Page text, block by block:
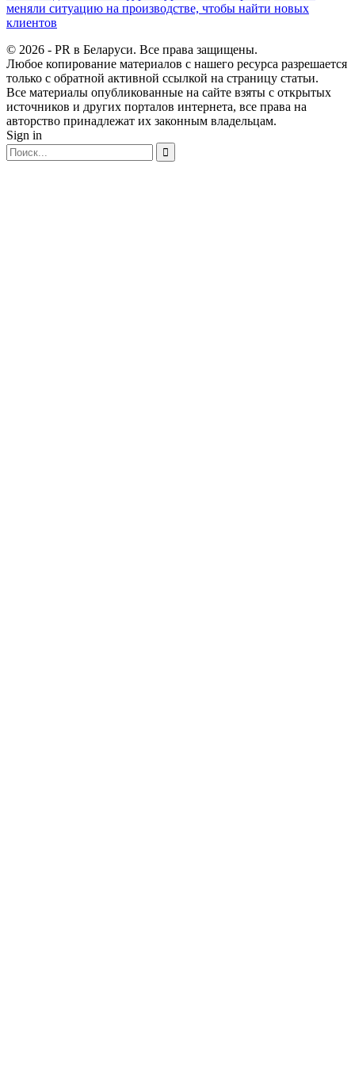
меняли ситуацию на производстве, чтобы найти новых
клиентов
© 2026 - PR в Беларуси. Все права защищены.
Любое копирование материалов с нашего ресурса разрешается
только с обратной активной ссылкой на страницу статьи.
Все материалы опубликованные на сайте взяты с открытых
источников и других порталов интернета, все права на
авторство принадлежат их законным владельцам.
Sign in